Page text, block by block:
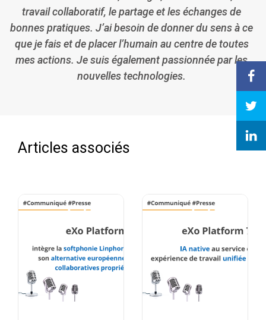
travail collaboratif, le partage et les échanges de
bonnes pratiques. J’ai besoin de donner du sens à ce
que je fais et de placer l’humain au centre de toutes
mes actions. Je suis également passionnée par les
nouvelles technologies.
Articles associés